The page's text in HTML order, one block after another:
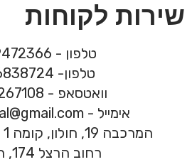
שירות לקוחות
טלפון - 08-9472366
טלפון- 03-6838724
וואטסאפ - 053-7267108
אימייל - rikmatroyal@gmail.com
המרכבה 19, חולון, קומה 1 יחידה מספר 81
רחוב הרצל 174, רחובות